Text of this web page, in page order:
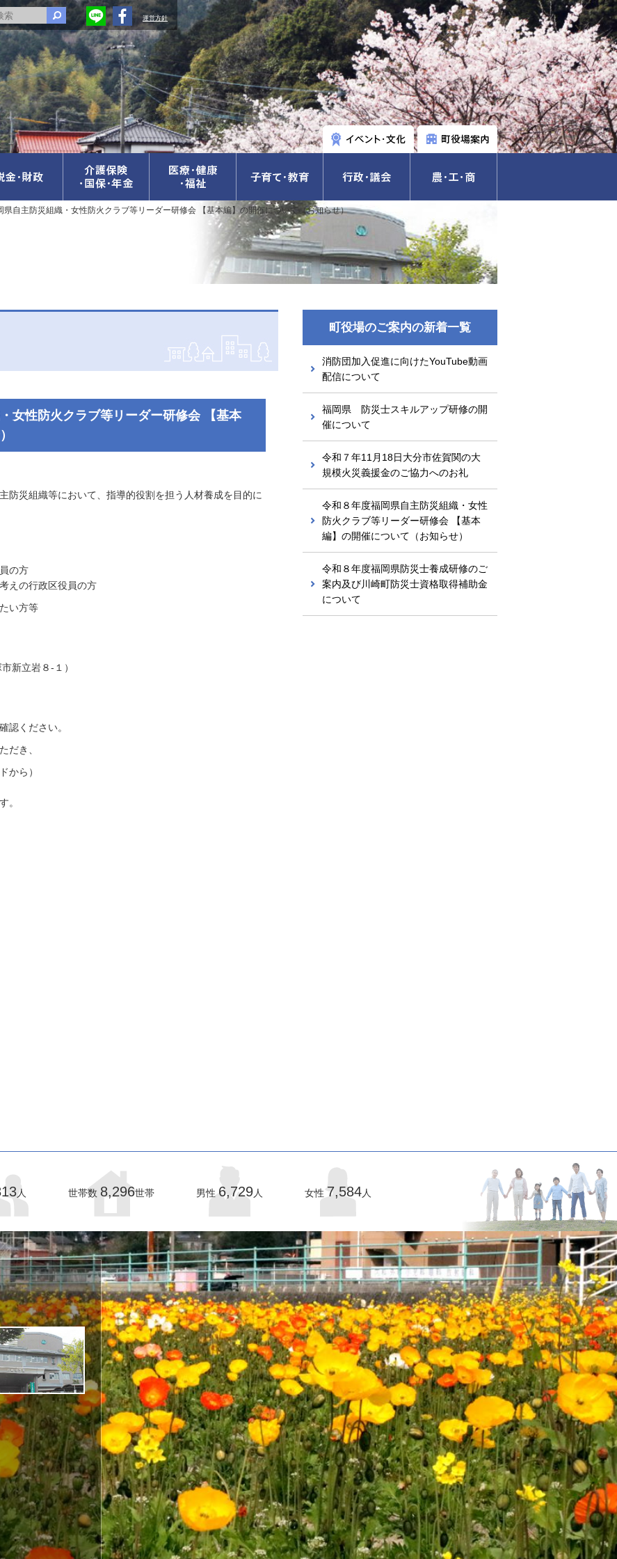
運営方針
県自主防災組織・女性防火クラブ等リーダー研修会 【基本編】の開催について（お知らせ）
女性防火クラブ等リーダー研修会 【基本
防災組織等において、指導的役割を担う人材養成を目的に
の方
えの行政区役員の方
い方等
新立岩８-１）
認ください。
だき、
から）
。
町役場のご案内の新着一覧
消防団加入促進に向けたYouTube動画
配信について
福岡県 防災士スキルアップ研修の開
催について
令和７年11月18日大分市佐賀関の大
規模火災義援金のご協力へのお礼
令和８年度福岡県自主防災組織・女性
防火クラブ等リーダー研修会 【基本
編】の開催について（お知らせ）
令和８年度福岡県防災士養成研修のご
案内及び川崎町防災士資格取得補助金
について
人 世帯数 8,296世帯 男性6,729人 女性7,584人